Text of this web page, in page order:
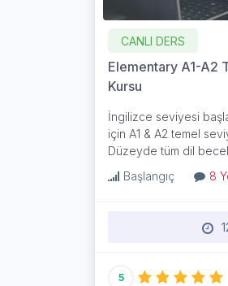
CANLI DERS
Elementary A1-A2
Kursu
İngilizce seviyesi
için A1 & A2 temel
Düzeyde tüm dil
Başlangıç
8
5